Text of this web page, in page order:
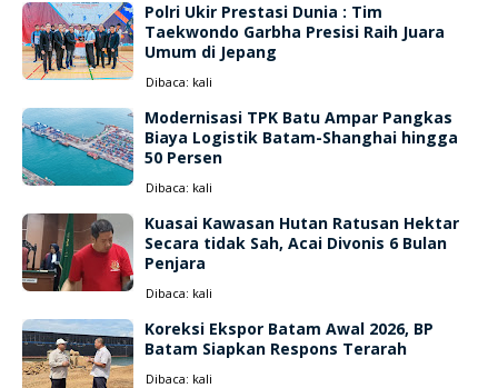
Polri Ukir Prestasi Dunia : Tim
Taekwondo Garbha Presisi Raih Juara
Umum di Jepang
Dibaca: kali
Modernisasi TPK Batu Ampar Pangkas
Biaya Logistik Batam-Shanghai hingga
50 Persen
Dibaca: kali
Kuasai Kawasan Hutan Ratusan Hektar
Secara tidak Sah, Acai Divonis 6 Bulan
Penjara
Dibaca: kali
Koreksi Ekspor Batam Awal 2026, BP
Batam Siapkan Respons Terarah
Dibaca: kali